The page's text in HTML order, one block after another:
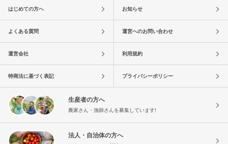
はじめての方へ お知らせ
よくある質問 運営へのお問い合わせ
運営会社 利用規約
特商法に基づく表記 プライバシーポリシー
生産者の方へ
農家さん・漁師さんを募集しています!
法人・自治体の方へ